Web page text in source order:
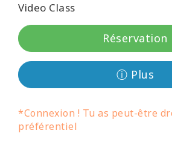
Les
régions
Classes
Shop
Video Class
Réservation
ⓘ Plus
*Connexion ! Tu as peut-être
préférentiel